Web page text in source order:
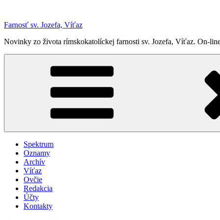
obsah
Farnosť sv. Jozefa, Víťaz
Novinky zo života rímskokatolíckej farnosti sv. Jozefa, Víťaz. On-
Spektrum
Oznamy
Archív
Víťaz
Ovčie
Redakcia
Účty
Kontakty